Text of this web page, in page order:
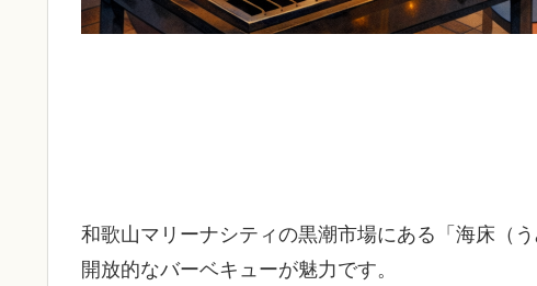
和歌山マリーナシティの黒潮市場にある「海床（
開放的なバーベキューが魅力です。